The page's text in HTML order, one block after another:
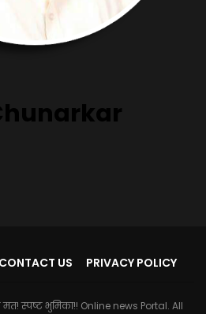
CONTACT US PRIVACY POLICY
स्पष्ट भुमिका!! Online news Portal. All